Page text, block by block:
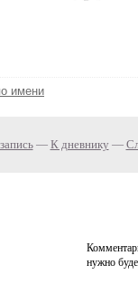
имени
— К дневнику —
нужно